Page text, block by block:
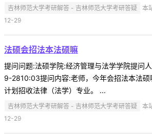
吉林师范大学考研解答 - 吉林师范大学考研答疑
本
12-29
法硕会招法本法硕嘛
提问问题:法硕学院:经济管理与法学学院提问
9-2810:03提问内容:老师，今年会招法本法
计划招收法律（法学）专业。 ...
吉林师范大学考研解答 - 吉林师范大学考研答疑
本
12-29